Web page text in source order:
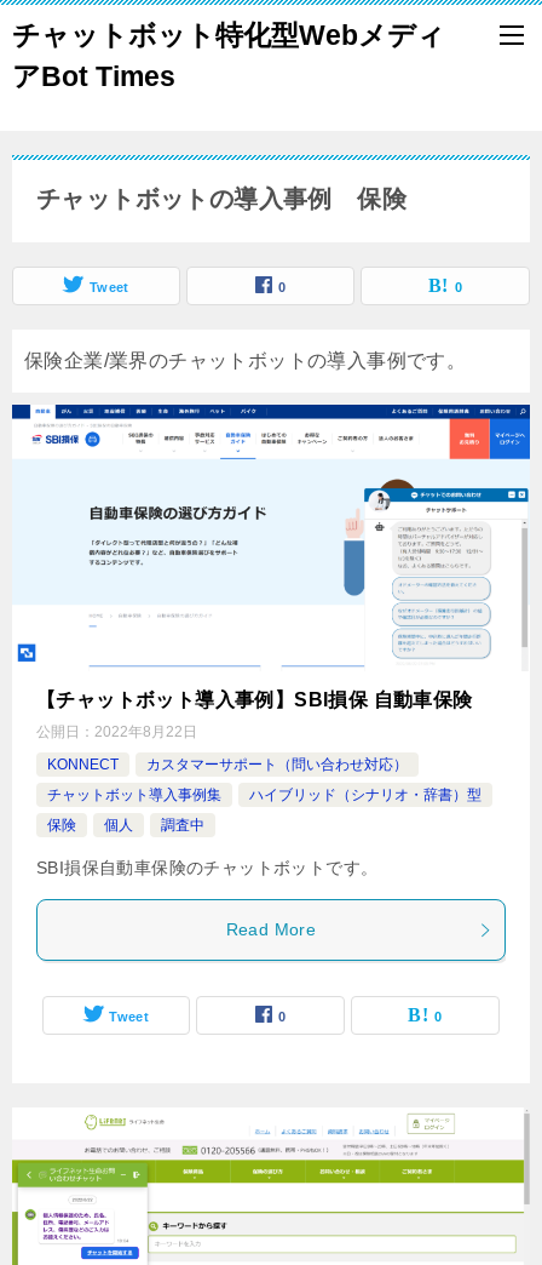
チャットボット特化型Webメディ
アBot Times
チャットボットの導入事例 保険
Tweet 0 0
保険企業/業界のチャットボットの導入事例です。
【チャットボット導入事例】SBI損保 自動車保険
公開日： 2022年8月22日
KONNECT
カスタマーサポート（問い合わせ対応）
チャットボット導入事例集
ハイブリッド（シナリオ・辞書）型
保険
個人 調査中
SBI損保自動車保険のチャットボットです。
Read More
Tweet 0 0